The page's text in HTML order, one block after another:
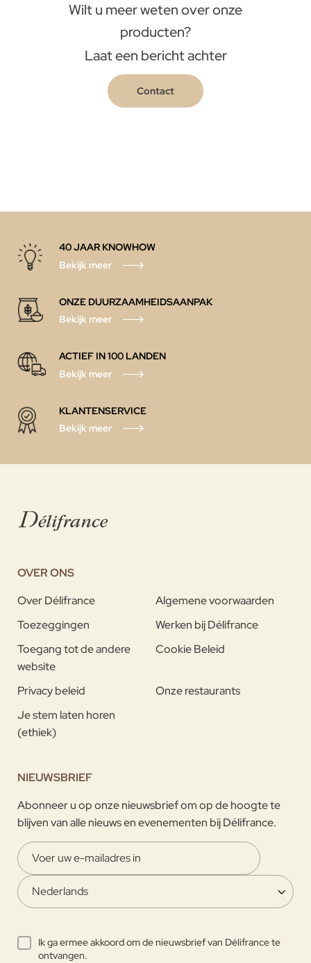
Wilt u meer weten over onze
producten?
Laat een bericht achter
Contact
40 JAAR KNOWHOW
Bekijk meer
ONZE DUURZAAMHEIDSAANPAK
Bekijk meer
ACTIEF IN 100 LANDEN
Bekijk meer
KLANTENSERVICE
Bekijk meer
OVER ONS
Over Délifrance
Algemene voorwaarden
Toezeggingen
Werken bij Délifrance
Toegang tot de andere
website
Cookie Beleid
Privacy beleid
Onze restaurants
Je stem laten horen
(ethiek)
NIEUWSBRIEF
Abonneer u op onze nieuwsbrief om op de hoogte te
blijven van alle nieuws en evenementen bij Délifrance.
Ik ga ermee akkoord om de nieuwsbrief van Délifrance te
ontvangen.